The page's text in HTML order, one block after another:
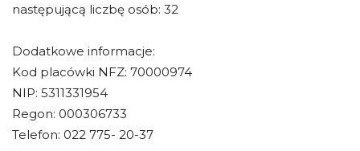
następującą liczbę osób: 32
Dodatkowe informacje:
Kod placówki NFZ: 70000974
NIP: 5311331954
Regon: 000306733
Telefon: 022 775- 20-37